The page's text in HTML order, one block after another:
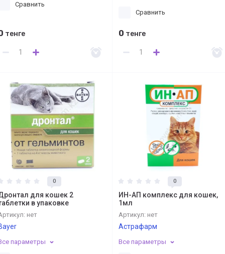
Сравнить
тенге
Сравнить
0 тенге
0
для кошек 2
в упаковке
нет
параметры
0
ИН-АП комплекс для кошек,
1мл
Артикул: нет
Астрафарм
Все параметры